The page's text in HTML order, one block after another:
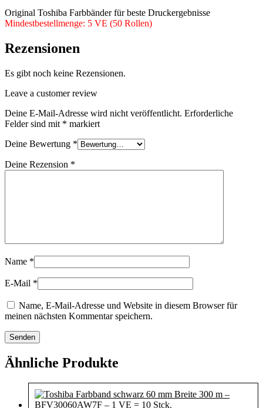
Original Toshiba Farbbänder für beste Druckergebnisse
Mindestbestellmenge: 5 VE (50 Rollen)
Rezensionen
Es gibt noch keine Rezensionen.
Leave a customer review
Deine E-Mail-Adresse wird nicht veröffentlicht. Erforderliche
Felder sind mit * markiert
Deine Bewertung *
Deine Rezension *
Name *
E-Mail *
Name, E-Mail-Adresse und Website in diesem Browser für
meinen nächsten Kommentar speichern.
Ähnliche Produkte